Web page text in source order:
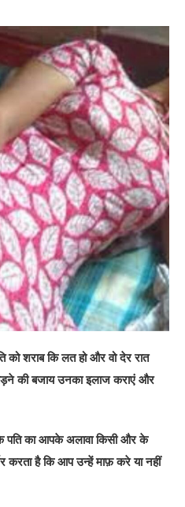
शराब कि लत हो और वो देर रात
की बजाय उनका इलाज कराएं और
पति का आपके अलावा किसी और के
करता है कि आप उन्हें माफ़ करे या नहीं